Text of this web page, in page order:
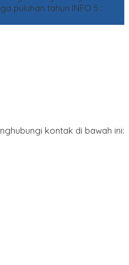
puluhan tahun INFO 5 :
kontak di bawah ini: